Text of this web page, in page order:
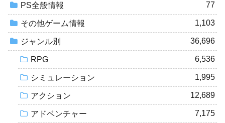
PS全般情報 77
その他ゲーム情報 1,103
ジャンル別 36,696
RPG 6,536
シミュレーション 1,995
アクション 12,689
アドベンチャー 7,175